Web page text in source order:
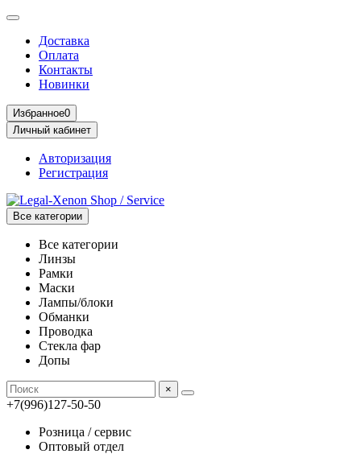
Доставка
Оплата
Контакты
Новинки
Избранное0
Личный кабинет
Авторизация
Регистрация
Все категории
Все категории
Линзы
Рамки
Маски
Лампы/блоки
Обманки
Проводка
Стекла фар
Допы
×
+7(996)127-50-50
Розница / сервис
Оптовый отдел